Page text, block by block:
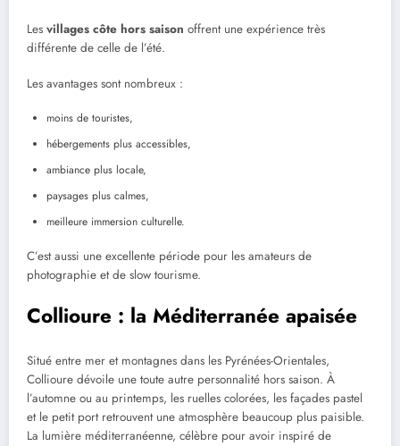
Les villages côte hors saison offrent une expérience très
différente de celle de l’été.
Les avantages sont nombreux :
moins de touristes,
hébergements plus accessibles,
ambiance plus locale,
paysages plus calmes,
meilleure immersion culturelle.
C’est aussi une excellente période pour les amateurs de
photographie et de slow tourisme.
Collioure : la Méditerranée apaisée
Situé entre mer et montagnes dans les Pyrénées-Orientales,
Collioure dévoile une toute autre personnalité hors saison. À
l’automne ou au printemps, les ruelles colorées, les façades pastel
et le petit port retrouvent une atmosphère beaucoup plus paisible.
La lumière méditerranéenne, célèbre pour avoir inspiré de